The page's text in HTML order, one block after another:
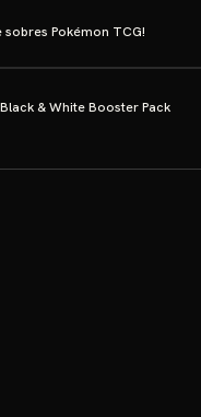
sobres Pokémon TCG!
& White Booster Pack